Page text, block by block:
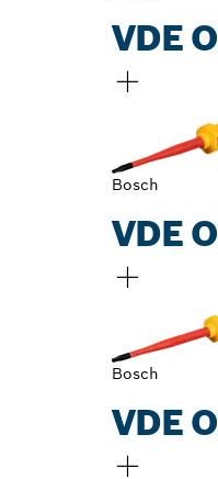
VDE
Bosch
VDE
Bosch
VDE